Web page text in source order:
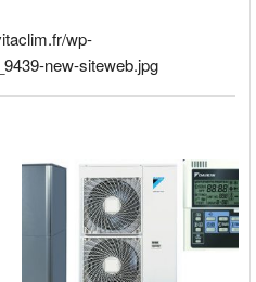
wp-
new-siteweb.jpg